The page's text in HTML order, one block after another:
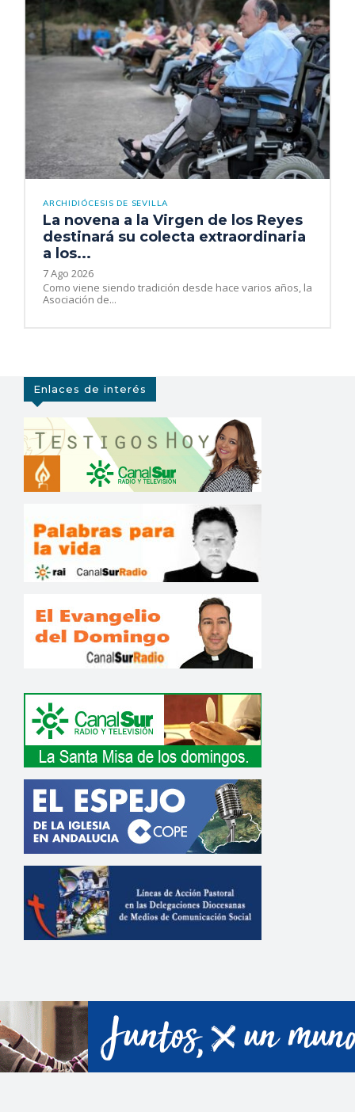
ARCHIDIÓCESIS DE SEVILLA
La novena a la Virgen de los Reyes
destinará su colecta extraordinaria
a los...
7 Ago 2026
Como viene siendo tradición desde hace varios años, la
Asociación de...
Enlaces de interés